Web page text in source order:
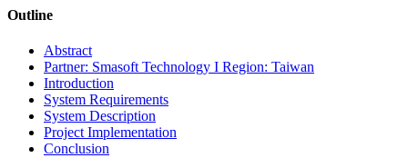
Outline
Abstract
Partner: Smasoft Technology I Region: Taiwan
Introduction
System Requirements
System Description
Project Implementation
Conclusion